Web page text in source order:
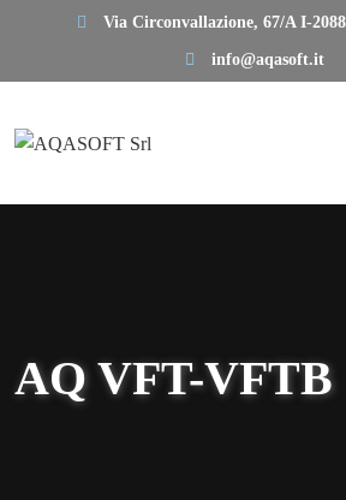
Via Circonvallazione, 67/A I-
info@aqasoft.it
AQ VFT-VFTB